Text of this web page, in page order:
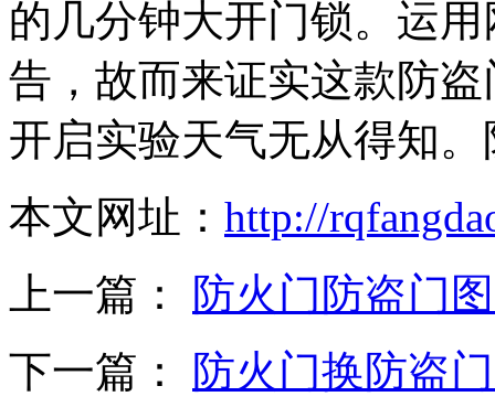
的几分钟大开门锁。运
告，故而来证实这款防
开启实验天气无从得知
本文网址： http://
上一篇：
防火门防盗门
下一篇：
防火门换防盗